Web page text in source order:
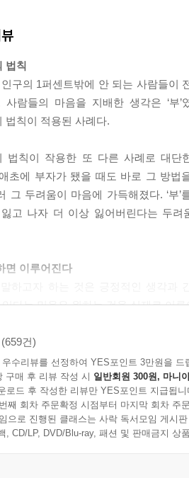
법칙
구의 1퍼센트밖에 안 되는 사람들이
사람들의 마음을 지배한 생각은 ‘부
법칙이 적용된 사례다.
법칙이 작용한 또 다른 사례로 대
초에 부자가 됐을 때도 바로 그 방법
그 두려움이 마음에 가득해졌다. ‘부
고 나자 더 이상 잃어버린다는 두려
면 이루어진다
있다는 믿음은 원하는 것을 실제로 이
칙의 힘은 잘못된 사례들을 생각해보
어당기는 셈이다. 누구라도 일이 계
나에서 비롯된 것이다. 나쁜 생각 하
는 법칙
는 우리 내면의 숨겨진 힘을 잘 활용
(659건)
수리뷰를 선정하여 YES포인트 3만원을 드
구매 후 리뷰 작성 시 일반회원 300원, 마니
로드 후 작성한 리뷰만 YES포인트 지급됩니
째 회차 주문확정 시점부터 마지막 회차 주
으로 진행된 클래스는 사락 독서모임 게시
, CD/LP, DVD/Blu-ray, 패션 및 판매금지 상